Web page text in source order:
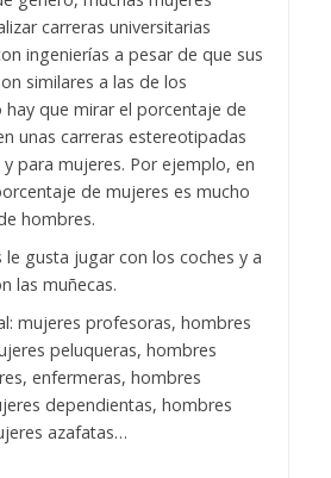
carreras universitarias
ingenierías a pesar de que sus
similares a las de los
hay que mirar el porcentaje de
unas carreras estereotipadas
para mujeres. Por ejemplo, en
de mujeres es mucho
hombres.
le gusta jugar con los coches y a
las muñecas.
mujeres profesoras, hombres
peluqueras, hombres
enfermeras, hombres
dependientas, hombres
azafatas…